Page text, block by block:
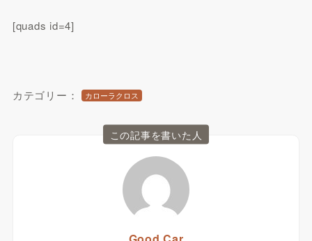
[quads id=4]
カテゴリー： カローラクロス
この記事を書いた人